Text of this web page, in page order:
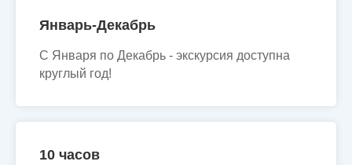
Январь-Декабрь
С Января по Декабрь - экскурсия доступна
круглый год!
10 часов